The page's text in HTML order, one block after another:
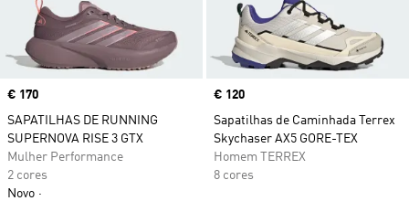
Price
€ 170
SAPATILHAS DE RUNNING
SUPERNOVA RISE 3 GTX
Mulher Performance
2 cores
Novo
Price
€ 120
Sapatilhas de Caminhada Terrex
Skychaser AX5 GORE-TEX
Homem TERREX
8 cores